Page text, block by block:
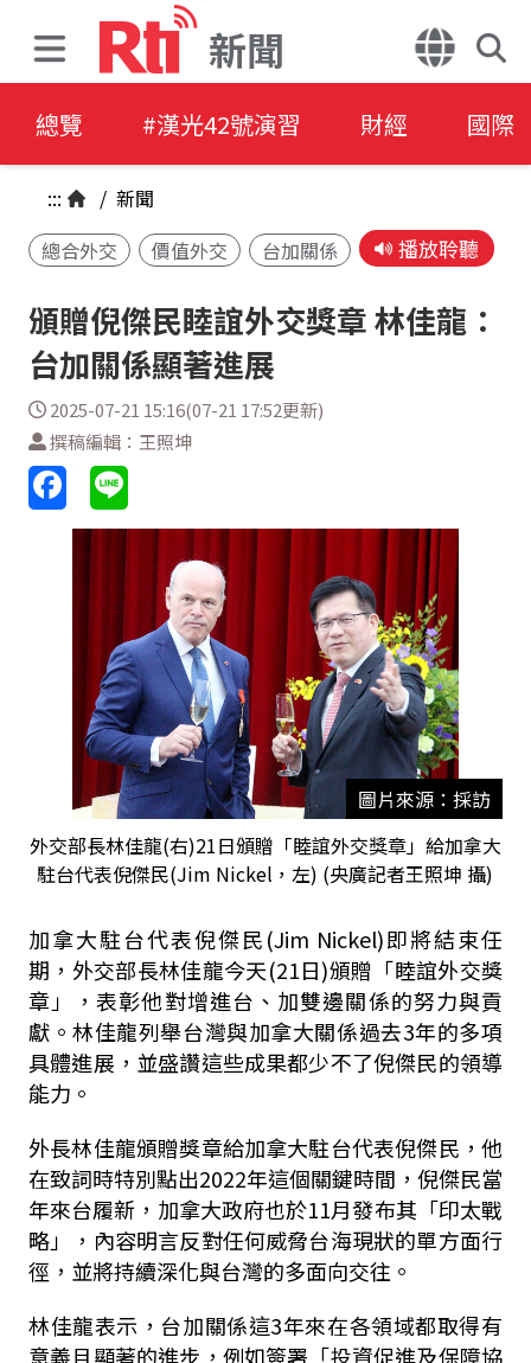
新聞
總覽 #漢光42號演習 財經 國際
::: / 新聞
總合外交
價值外交 台加關係 播放聆聽
頒贈倪傑民睦誼外交獎章 林佳龍：
台加關係顯著進展
2025-07-21 15:16(07-21 17:52更新)
撰稿編輯：王照坤
圖片來源：採訪
外交部長林佳龍(右)21日頒贈「睦誼外交獎章」給加拿大
駐台代表倪傑民(Jim Nickel，左) (央廣記者王照坤 攝)
加拿大駐台代表倪傑民(Jim Nickel)即將結束任
期，外交部長林佳龍今天(21日)頒贈「睦誼外交獎
章」，表彰他對增進台、加雙邊關係的努力與貢
獻。林佳龍列舉台灣與加拿大關係過去3年的多項
具體進展，並盛讚這些成果都少不了倪傑民的領導
能力。
外長林佳龍頒贈獎章給加拿大駐台代表倪傑民，他
在致詞時特別點出2022年這個關鍵時間，倪傑民當
年來台履新，加拿大政府也於11月發布其「印太戰
略」，內容明言反對任何威脅台海現狀的單方面行
徑，並將持續深化與台灣的多面向交往。
林佳龍表示，台加關係這3年來在各領域都取得有
意義且顯著的進步，例如簽署「投資促進及保障協